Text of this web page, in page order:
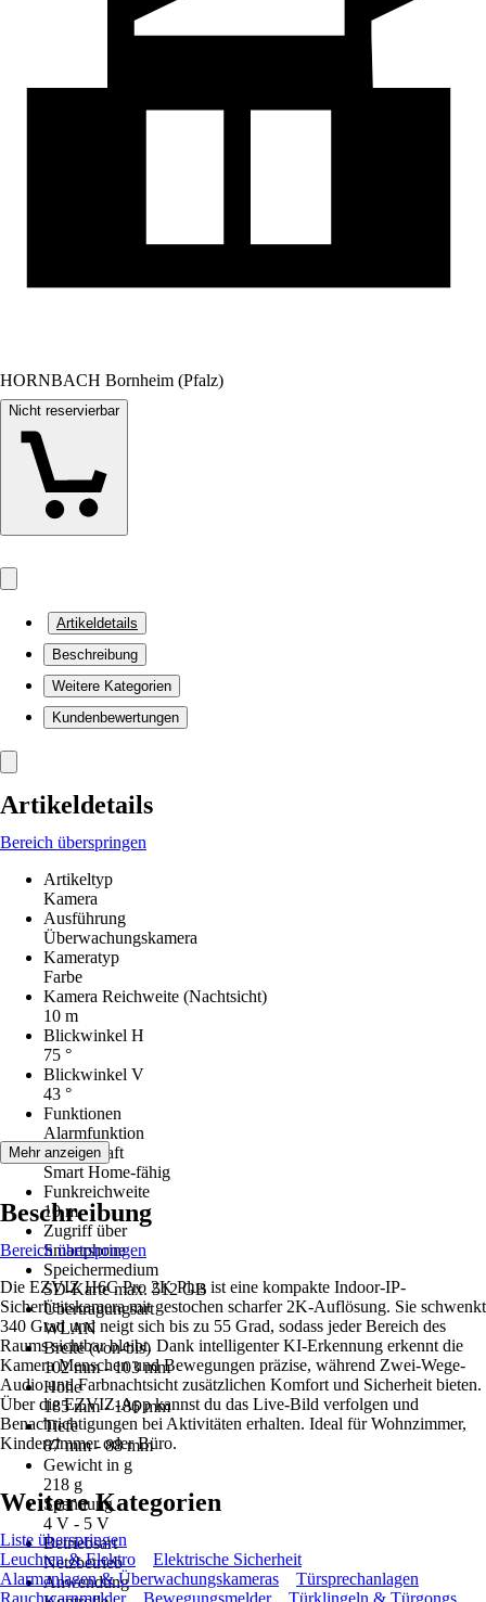
HORNBACH Bornheim (Pfalz)
Nicht reservierbar
Artikeldetails
Beschreibung
Weitere Kategorien
Kundenbewertungen
Artikeldetails
Bereich überspringen
Artikeltyp
Kamera
Ausführung
Überwachungskamera
Kameratyp
Farbe
Kamera Reichweite (Nachtsicht)
10 m
Blickwinkel H
75 °
Blickwinkel V
43 °
Funktionen
Alarmfunktion
Eigenschaft
Smart Home-fähig
Funkreichweite
10 m
Zugriff über
Smartphone
Speichermedium
SD-Karte max. 512 GB
Übertragungsart
WLAN
Breite (von-bis)
102 mm - 103 mm
Höhe
185 mm - 186 mm
Tiefe
87 mm - 88 mm
Gewicht in g
218 g
Spannung
4 V - 5 V
Betriebsart
Netzbetrieb
Anwendung
Mehr anzeigen
Beschreibung
Bereich überspringen
Die EZVIZ H6C Pro 2K Plus ist eine kompakte Indoor-IP-
Sicherheitskamera mit gestochen scharfer 2K-Auflösung. Sie schwenkt
340 Grad und neigt sich bis zu 55 Grad, sodass jeder Bereich des
Raums sichtbar bleibt. Dank intelligenter KI-Erkennung erkennt die
Kamera Menschen und Bewegungen präzise, während Zwei-Wege-
Audio und Farbnachtsicht zusätzlichen Komfort und Sicherheit bieten.
Über die EZVIZ-App kannst du das Live-Bild verfolgen und
Benachrichtigungen bei Aktivitäten erhalten. Ideal für Wohnzimmer,
Kinderzimmer oder Büro.
Weitere Kategorien
Liste überspringen
Leuchten & Elektro
Elektrische Sicherheit
Alarmanlagen & Überwachungskameras
Türsprechanlagen
Rauchwarnmelder
Bewegungsmelder Türklingeln & Türgongs